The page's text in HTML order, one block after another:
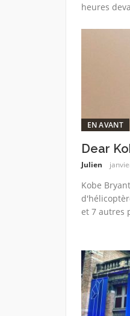
heures
EN AVANT
Dear
Julien
Kobe
et 7 autres